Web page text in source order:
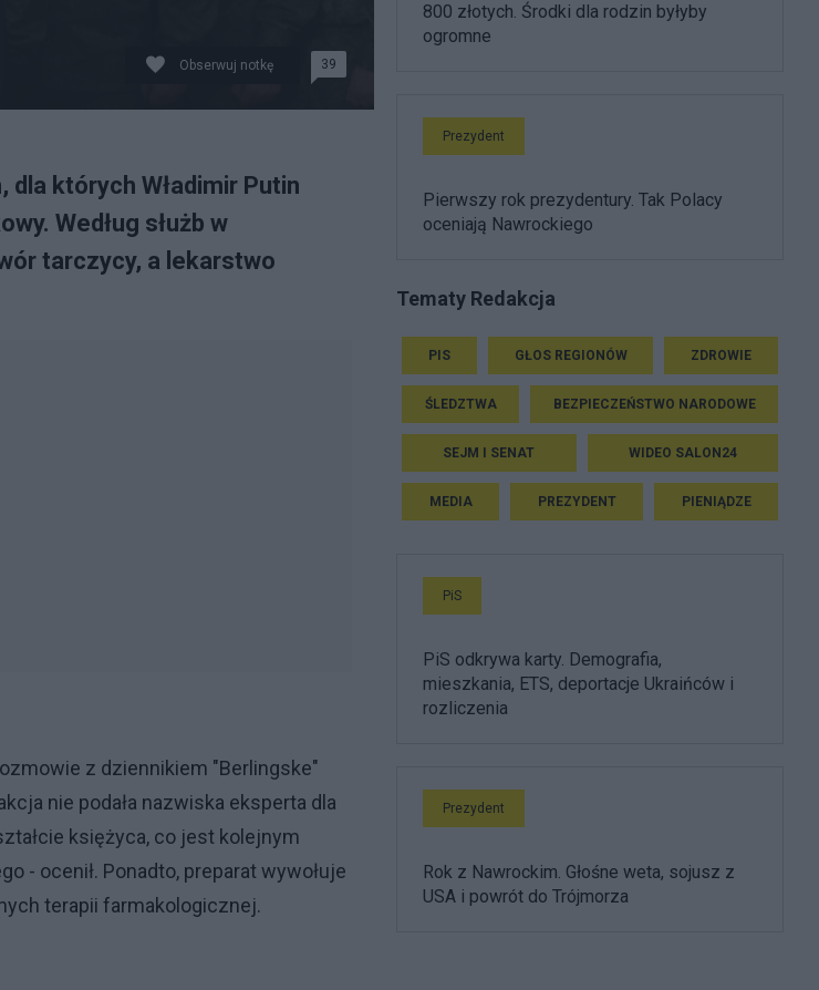
Obserwuj notkę 39
dla których Władimir Putin
Według służb w
tarczycy, a lekarstwo
z dziennikiem "Berlingske"
nie podała nazwiska eksperta dla
księżyca, co jest kolejnym
- ocenił. Ponadto, preparat wywołuje
terapii farmakologicznej.
800 złotych. Środki dla rodzin byłyby
ogromne
Prezydent
Pierwszy rok prezydentury. Tak Polacy
oceniają Nawrockiego
Tematy Redakcja
PIS GŁOS REGIONÓW ZDROWIE
ŚLEDZTWA BEZPIECZEŃSTWO NARODOWE
SEJM I SENAT WIDEO SALON24
MEDIA PREZYDENT PIENIĄDZE
PiS
PiS odkrywa karty. Demografia,
mieszkania, ETS, deportacje Ukraińców i
rozliczenia
Prezydent
Rok z Nawrockim. Głośne weta, sojusz z
USA i powrót do Trójmorza